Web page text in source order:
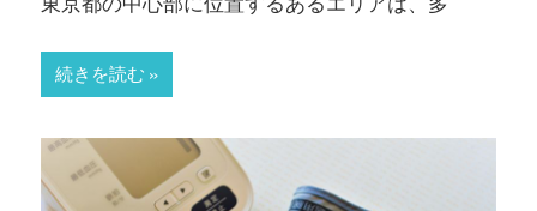
続きを読む